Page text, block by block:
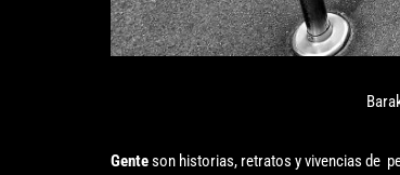
Genteson historias, retratos y vivencias de